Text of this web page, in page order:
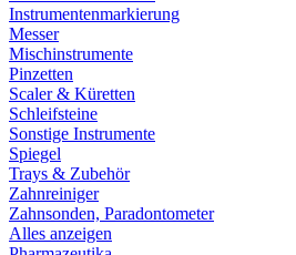
Instrumentenmarkierung
Messer
Mischinstrumente
Pinzetten
Scaler & Küretten
Schleifsteine
Sonstige Instrumente
Spiegel
Trays & Zubehör
Zahnreiniger
Zahnsonden, Paradontometer
Alles anzeigen